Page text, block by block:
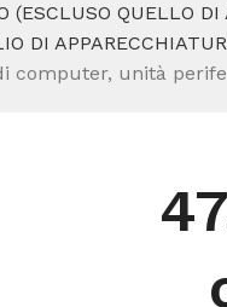
(ESCLUSO QUELLO
DI
computer, unità